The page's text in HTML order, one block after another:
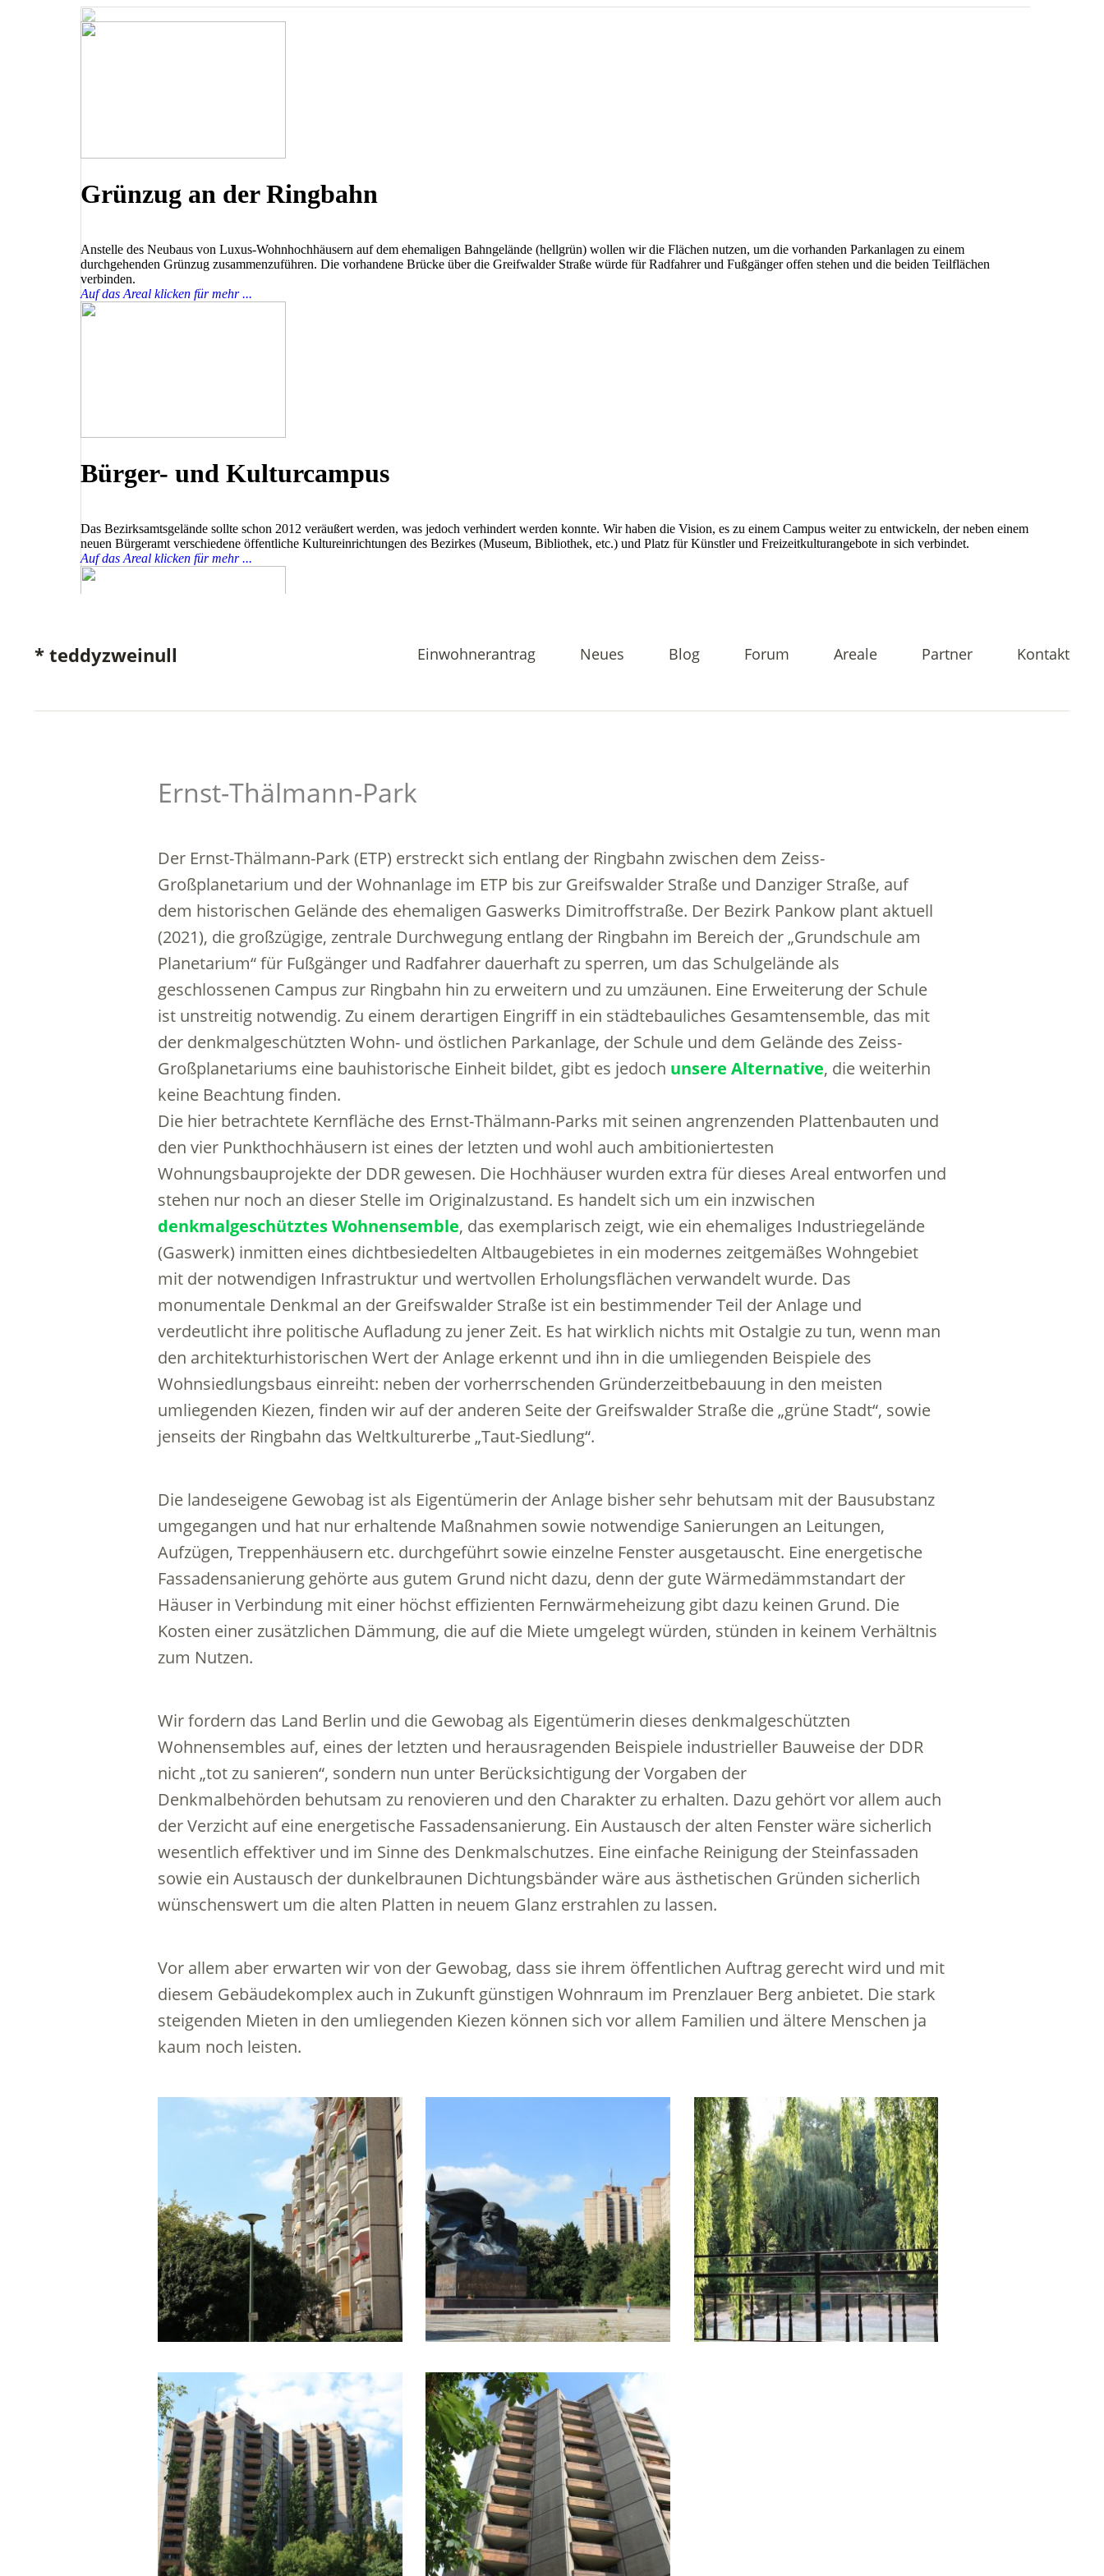
* teddyzweinull Einwohnerantrag Neues Blog Forum Areale Partner Kontakt
Ernst-Thälmann-Park
Der Ernst-Thälmann-Park (ETP) erstreckt sich entlang der Ringbahn zwischen dem Zeiss-
Großplanetarium und der Wohnanlage im ETP bis zur Greifswalder Straße und Danziger Straße, auf
dem historischen Gelände des ehemaligen Gaswerks Dimitroffstraße. Der Bezirk Pankow plant aktuell
(2021), die großzügige, zentrale Durchwegung entlang der Ringbahn im Bereich der „Grundschule am
Planetarium“ für Fußgänger und Radfahrer dauerhaft zu sperren, um das Schulgelände als
geschlossenen Campus zur Ringbahn hin zu erweitern und zu umzäunen. Eine Erweiterung der Schule
ist unstreitig notwendig. Zu einem derartigen Eingriff in ein städtebauliches Gesamtensemble, das mit
der denkmalgeschützten Wohn- und östlichen Parkanlage, der Schule und dem Gelände des Zeiss-
Großplanetariums eine bauhistorische Einheit bildet, gibt es jedoch unsere Alternative, die weiterhin
keine Beachtung finden.
Die hier betrachtete Kernfläche des Ernst-Thälmann-Parks mit seinen angrenzenden Plattenbauten und
den vier Punkthochhäusern ist eines der letzten und wohl auch ambitioniertesten
Wohnungsbauprojekte der DDR gewesen. Die Hochhäuser wurden extra für dieses Areal entworfen und
stehen nur noch an dieser Stelle im Originalzustand. Es handelt sich um ein inzwischen
denkmalgeschütztes Wohnensemble, das exemplarisch zeigt, wie ein ehemaliges Industriegelände
(Gaswerk) inmitten eines dichtbesiedelten Altbaugebietes in ein modernes zeitgemäßes Wohngebiet
mit der notwendigen Infrastruktur und wertvollen Erholungsflächen verwandelt wurde. Das
monumentale Denkmal an der Greifswalder Straße ist ein bestimmender Teil der Anlage und
verdeutlicht ihre politische Aufladung zu jener Zeit. Es hat wirklich nichts mit Ostalgie zu tun, wenn man
den architekturhistorischen Wert der Anlage erkennt und ihn in die umliegenden Beispiele des
Wohnsiedlungsbaus einreiht: neben der vorherrschenden Gründerzeitbebauung in den meisten
umliegenden Kiezen, finden wir auf der anderen Seite der Greifswalder Straße die „grüne Stadt“, sowie
jenseits der Ringbahn das Weltkulturerbe „Taut-Siedlung“.
Die landeseigene Gewobag ist als Eigentümerin der Anlage bisher sehr behutsam mit der Bausubstanz
umgegangen und hat nur erhaltende Maßnahmen sowie notwendige Sanierungen an Leitungen,
Aufzügen, Treppenhäusern etc. durchgeführt sowie einzelne Fenster ausgetauscht. Eine energetische
Fassadensanierung gehörte aus gutem Grund nicht dazu, denn der gute Wärmedämmstandart der
Häuser in Verbindung mit einer höchst effizienten Fernwärmeheizung gibt dazu keinen Grund. Die
Kosten einer zusätzlichen Dämmung, die auf die Miete umgelegt würden, stünden in keinem Verhältnis
zum Nutzen.
Wir fordern das Land Berlin und die Gewobag als Eigentümerin dieses denkmalgeschützten
Wohnensembles auf, eines der letzten und herausragenden Beispiele industrieller Bauweise der DDR
nicht „tot zu sanieren“, sondern nun unter Berücksichtigung der Vorgaben der
Denkmalbehörden behutsam zu renovieren und den Charakter zu erhalten. Dazu gehört vor allem auch
der Verzicht auf eine energetische Fassadensanierung. Ein Austausch der alten Fenster wäre sicherlich
wesentlich effektiver und im Sinne des Denkmalschutzes. Eine einfache Reinigung der Steinfassaden
sowie ein Austausch der dunkelbraunen Dichtungsbänder wäre aus ästhetischen Gründen sicherlich
wünschenswert um die alten Platten in neuem Glanz erstrahlen zu lassen.
Vor allem aber erwarten wir von der Gewobag, dass sie ihrem öffentlichen Auftrag gerecht wird und mit
diesem Gebäudekomplex auch in Zukunft günstigen Wohnraum im Prenzlauer Berg anbietet. Die stark
steigenden Mieten in den umliegenden Kiezen können sich vor allem Familien und ältere Menschen ja
kaum noch leisten.